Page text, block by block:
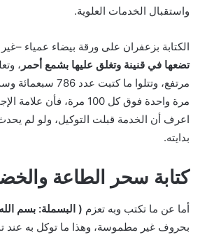
واستقبال الخدمات العلوية.
الكتابة بزعفران على ورقة بيضاء عمياء
تضعها في قنينة وتغلق عليها بشمع أحمر ،
مرتفع، وتتلوا ما
مرة واحدة فوق كل 100 مرة،
اعرف أن الخدمة قبلت التوكيل، ولو لم
بدايته.
كتابة سحر الطاعة
أما عن ما تكتب وبه تعزم ( البسملة: بسم